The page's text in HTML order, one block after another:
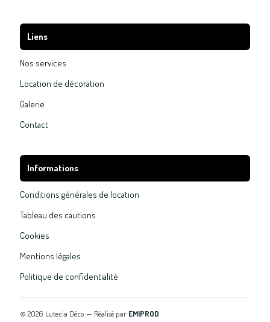
Liens
Nos services
Location de décoration
Galerie
Contact
Informations
Conditions générales de location
Tableau des cautions
Cookies
Mentions légales
Politique de confidentialité
© 2026 Lutecia Déco — Réalisé par EMIPROD